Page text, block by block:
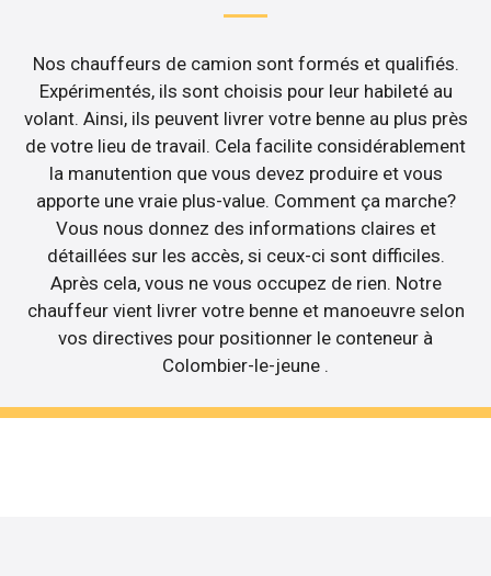
Nos chauffeurs de camion sont formés et qualifiés.
Expérimentés, ils sont choisis pour leur habileté au
volant. Ainsi, ils peuvent livrer votre benne au plus près
de votre lieu de travail. Cela facilite considérablement
la manutention que vous devez produire et vous
apporte une vraie plus-value. Comment ça marche?
Vous nous donnez des informations claires et
détaillées sur les accès, si ceux-ci sont difficiles.
Après cela, vous ne vous occupez de rien. Notre
chauffeur vient livrer votre benne et manoeuvre selon
vos directives pour positionner le conteneur à
Colombier-le-jeune .